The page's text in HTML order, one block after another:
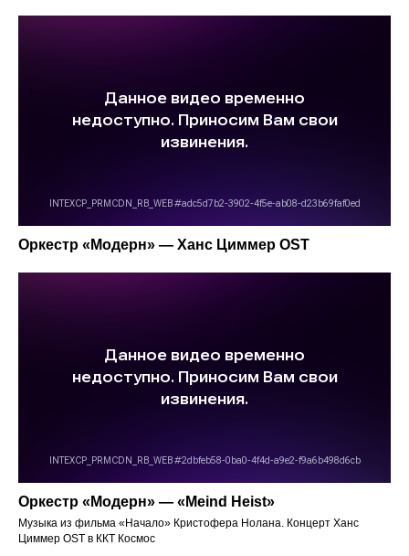
Оркестр «Модерн» — Ханс Циммер OST
Оркестр «Модерн» — «Meind Heist»
Музыка из фильма «Начало» Кристофера Нолана. Концерт Ханс
Циммер OST в ККТ Космос